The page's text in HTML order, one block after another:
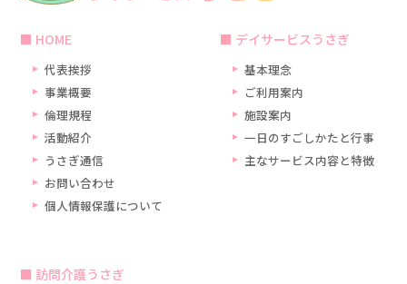
HOME
代表挨拶
事業概要
倫理規程
活動紹介
うさぎ通信
お問い合わせ
個人情報保護について
デイサービスうさぎ
基本理念
ご利用案内
施設案内
一日のすごしかたと行事
主なサービス内容と特徴
訪問介護うさぎ